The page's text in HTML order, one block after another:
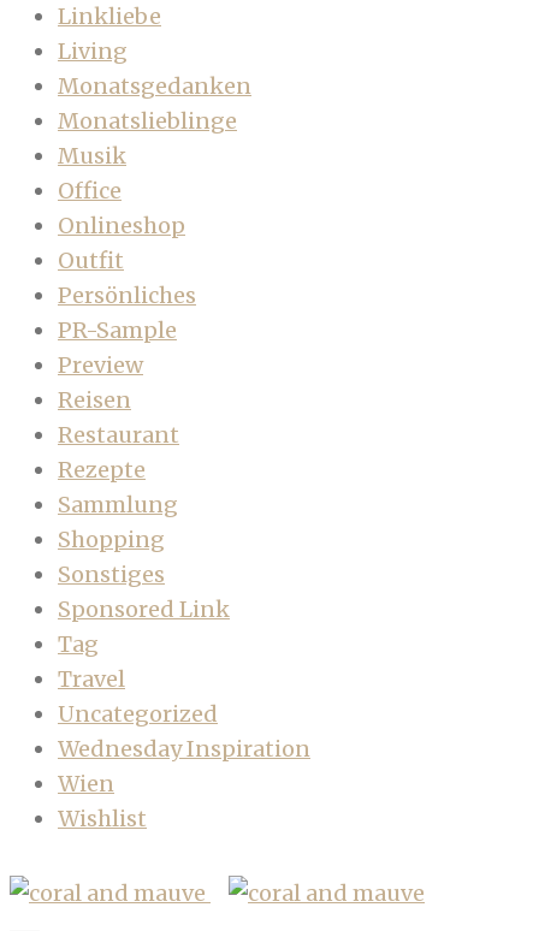
Linkliebe
Living
Monatsgedanken
Monatslieblinge
Musik
Office
Onlineshop
Outfit
Persönliches
PR-Sample
Preview
Reisen
Restaurant
Rezepte
Sammlung
Shopping
Sonstiges
Sponsored Link
Tag
Travel
Uncategorized
Wednesday Inspiration
Wien
Wishlist